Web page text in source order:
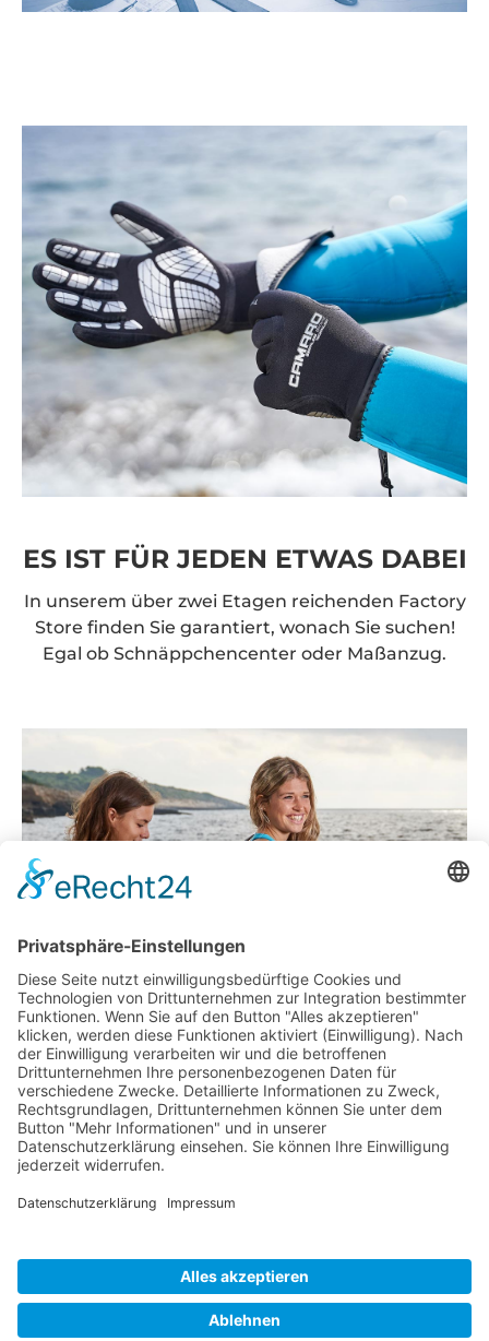
ES IST FÜR JEDEN ETWAS DABEI
In unserem über zwei Etagen reichenden Factory
Store finden Sie garantiert, wonach Sie suchen!
Egal ob Schnäppchencenter oder Maßanzug.
FREUT SICH AUF IHREN BESUCH
Wir sind von Mo-Fr jeweils von 08:00 - 17:00 Uhr